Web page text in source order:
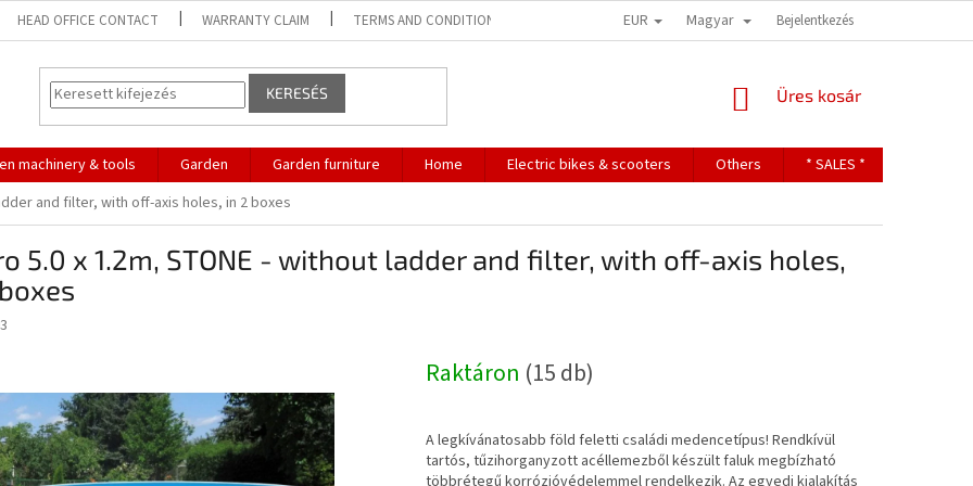
HEAD OFFICE CONTACT WARRANTY CLAIM TERMS AND CONDITIONS TERMS OF PERSONAL DATA PROTECTION
EUR Magyar Bejelentkezés
KERESÉS KOSÁR
Üres kosár
machinery & tools Garden Garden furniture Home Electric bikes & scooters Others * SALES *
and filter, with off-axis holes, in 2 boxes
5.0 x 1.2m, STONE - without ladder and filter, with off-axis holes,
Raktáron (15 db)
A legkívánatosabb föld feletti családi medencetípus! Rendkívül
tartós, tűzihorganyzott acéllemezből készült faluk megbízható